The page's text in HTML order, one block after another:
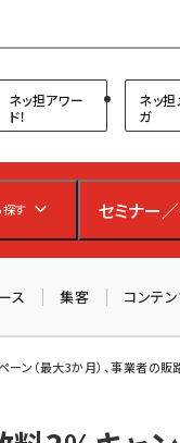
ネッ担アワー
ド！
ネッ担
ガ
探す セミナー
ス 集客 コンテ
ン（最大3か月）、事業者の
ス、元UA責任者が登
26＠東京）【交流会も